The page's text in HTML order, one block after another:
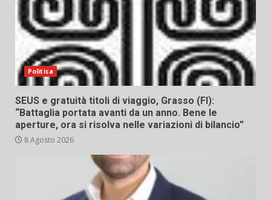
Politica
SEUS e gratuità titoli di viaggio, Grasso (FI):
“Battaglia portata avanti da un anno. Bene le
aperture, ora si risolva nelle variazioni di bilancio”
8 Agosto 2026